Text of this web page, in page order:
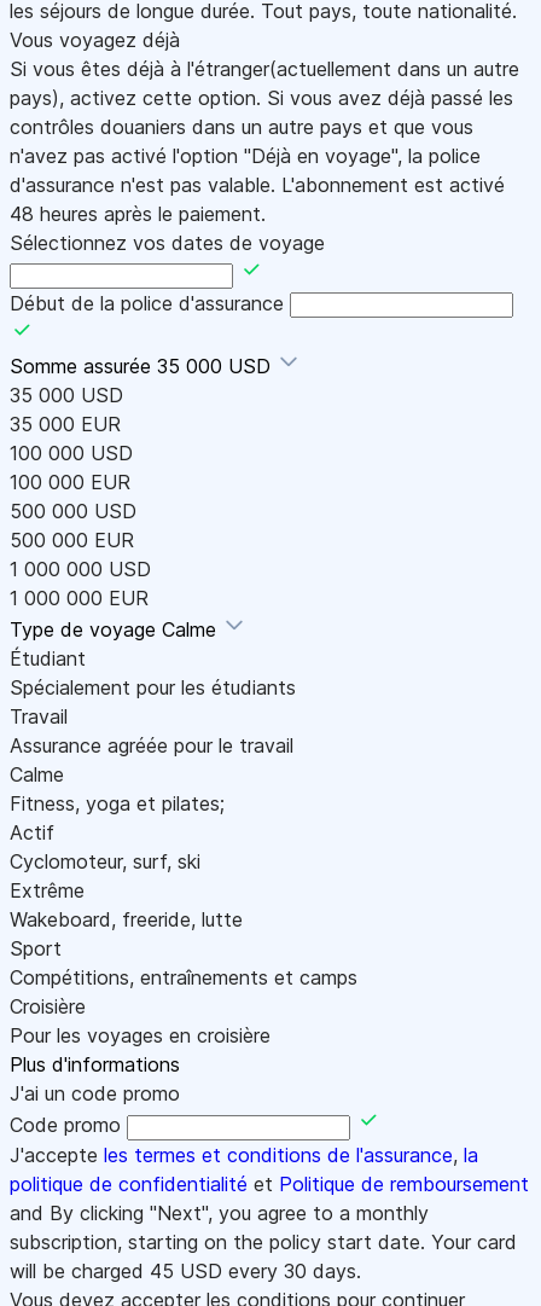
les séjours de longue durée. Tout pays, toute nationalité.
Vous voyagez déjà
Si vous êtes déjà à l'étranger(actuellement dans un autre
pays), activez cette option. Si vous avez déjà passé les
contrôles douaniers dans un autre pays et que vous
n'avez pas activé l'option "Déjà en voyage", la police
d'assurance n'est pas valable. L'abonnement est activé
48 heures après le paiement.
Sélectionnez vos dates de voyage
Début de la police d'assurance
Somme assurée 35 000 USD
35 000 USD
35 000 EUR
100 000 USD
100 000 EUR
500 000 USD
500 000 EUR
1 000 000 USD
1 000 000 EUR
Type de voyage Calme
Étudiant
Spécialement pour les étudiants
Travail
Assurance agréée pour le travail
Calme
Fitness, yoga et pilates;
Actif
Cyclomoteur, surf, ski
Extrême
Wakeboard, freeride, lutte
Sport
Compétitions, entraînements et camps
Croisière
Pour les voyages en croisière
Plus d'informations
J'ai un code promo
Code promo
J'accepte les termes et conditions de l'assurance, la
politique de confidentialité et Politique de remboursement
and By clicking "Next", you agree to a monthly
subscription, starting on the policy start date. Your card
will be charged 45 USD every 30 days.
Vous devez accepter les conditions pour continuer